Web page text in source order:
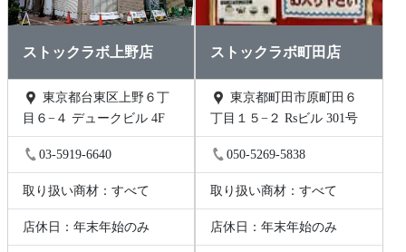
ストックラボ上野店
目６−４ デュークビル 4F
03-5919-6640
取り扱い商材：すべて
店休日：年末年始のみ
ストックラボ町田店
東京都町田市原町田６
丁目１５−２ Rsビル 301号
050-5269-5838
取り扱い商材：すべて
店休日：年末年始のみ